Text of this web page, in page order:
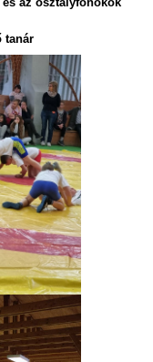
tanár